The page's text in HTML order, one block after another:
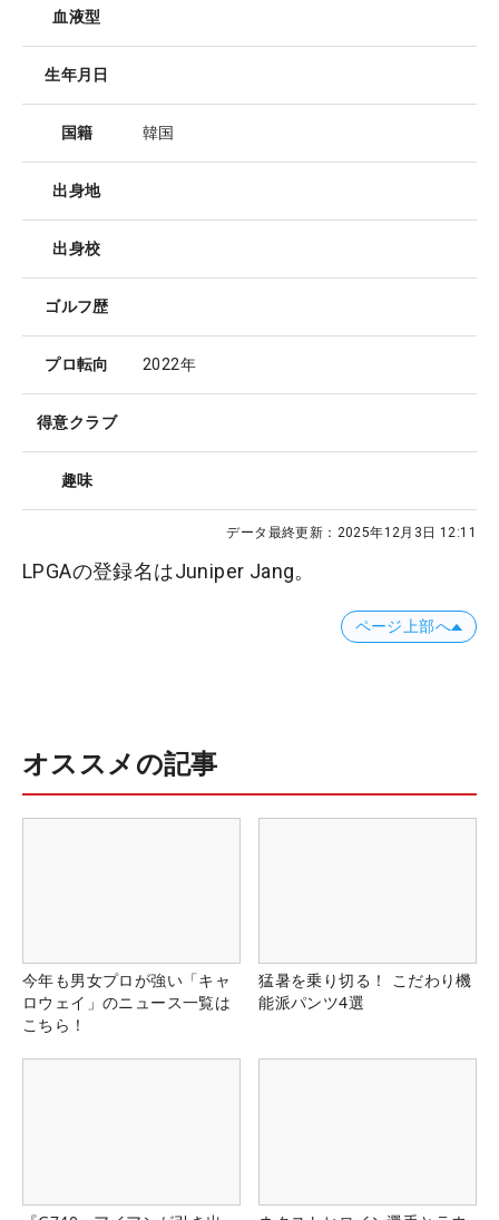
血液型
生年月日
国籍 韓国
出身地
出身校
ゴルフ歴
プロ転向 2022年
得意クラブ
趣味
データ最終更新： 2025年12月3日 12:11
LPGAの登録名はJuniper Jang。
ページ上部へ
オススメの記事
今年も男女プロが強い「キャ
ロウェイ」のニュース一覧は
こちら！
猛暑を乗り切る！ こだわり機
能派パンツ4選